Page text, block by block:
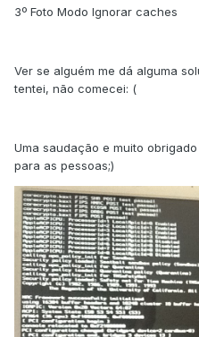
3º Foto Modo Ignorar caches
Ver se alguém me dá alguma
tentei, não comecei: (
Uma saudação e muito
para as pessoas;)